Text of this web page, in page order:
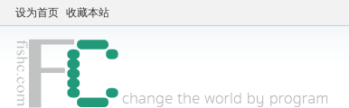
设为首页 收藏本站